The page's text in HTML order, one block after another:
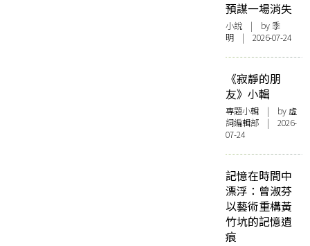
預謀一場消失
小說 | by 季
明 | 2026-07-24
《寂靜的朋
友》小輯
專題小輯 | by 虛
詞編輯部 | 2026-
07-24
記憶在時間中
漂浮：曾淑芬
以藝術重構黃
竹坑的記憶遺
痕